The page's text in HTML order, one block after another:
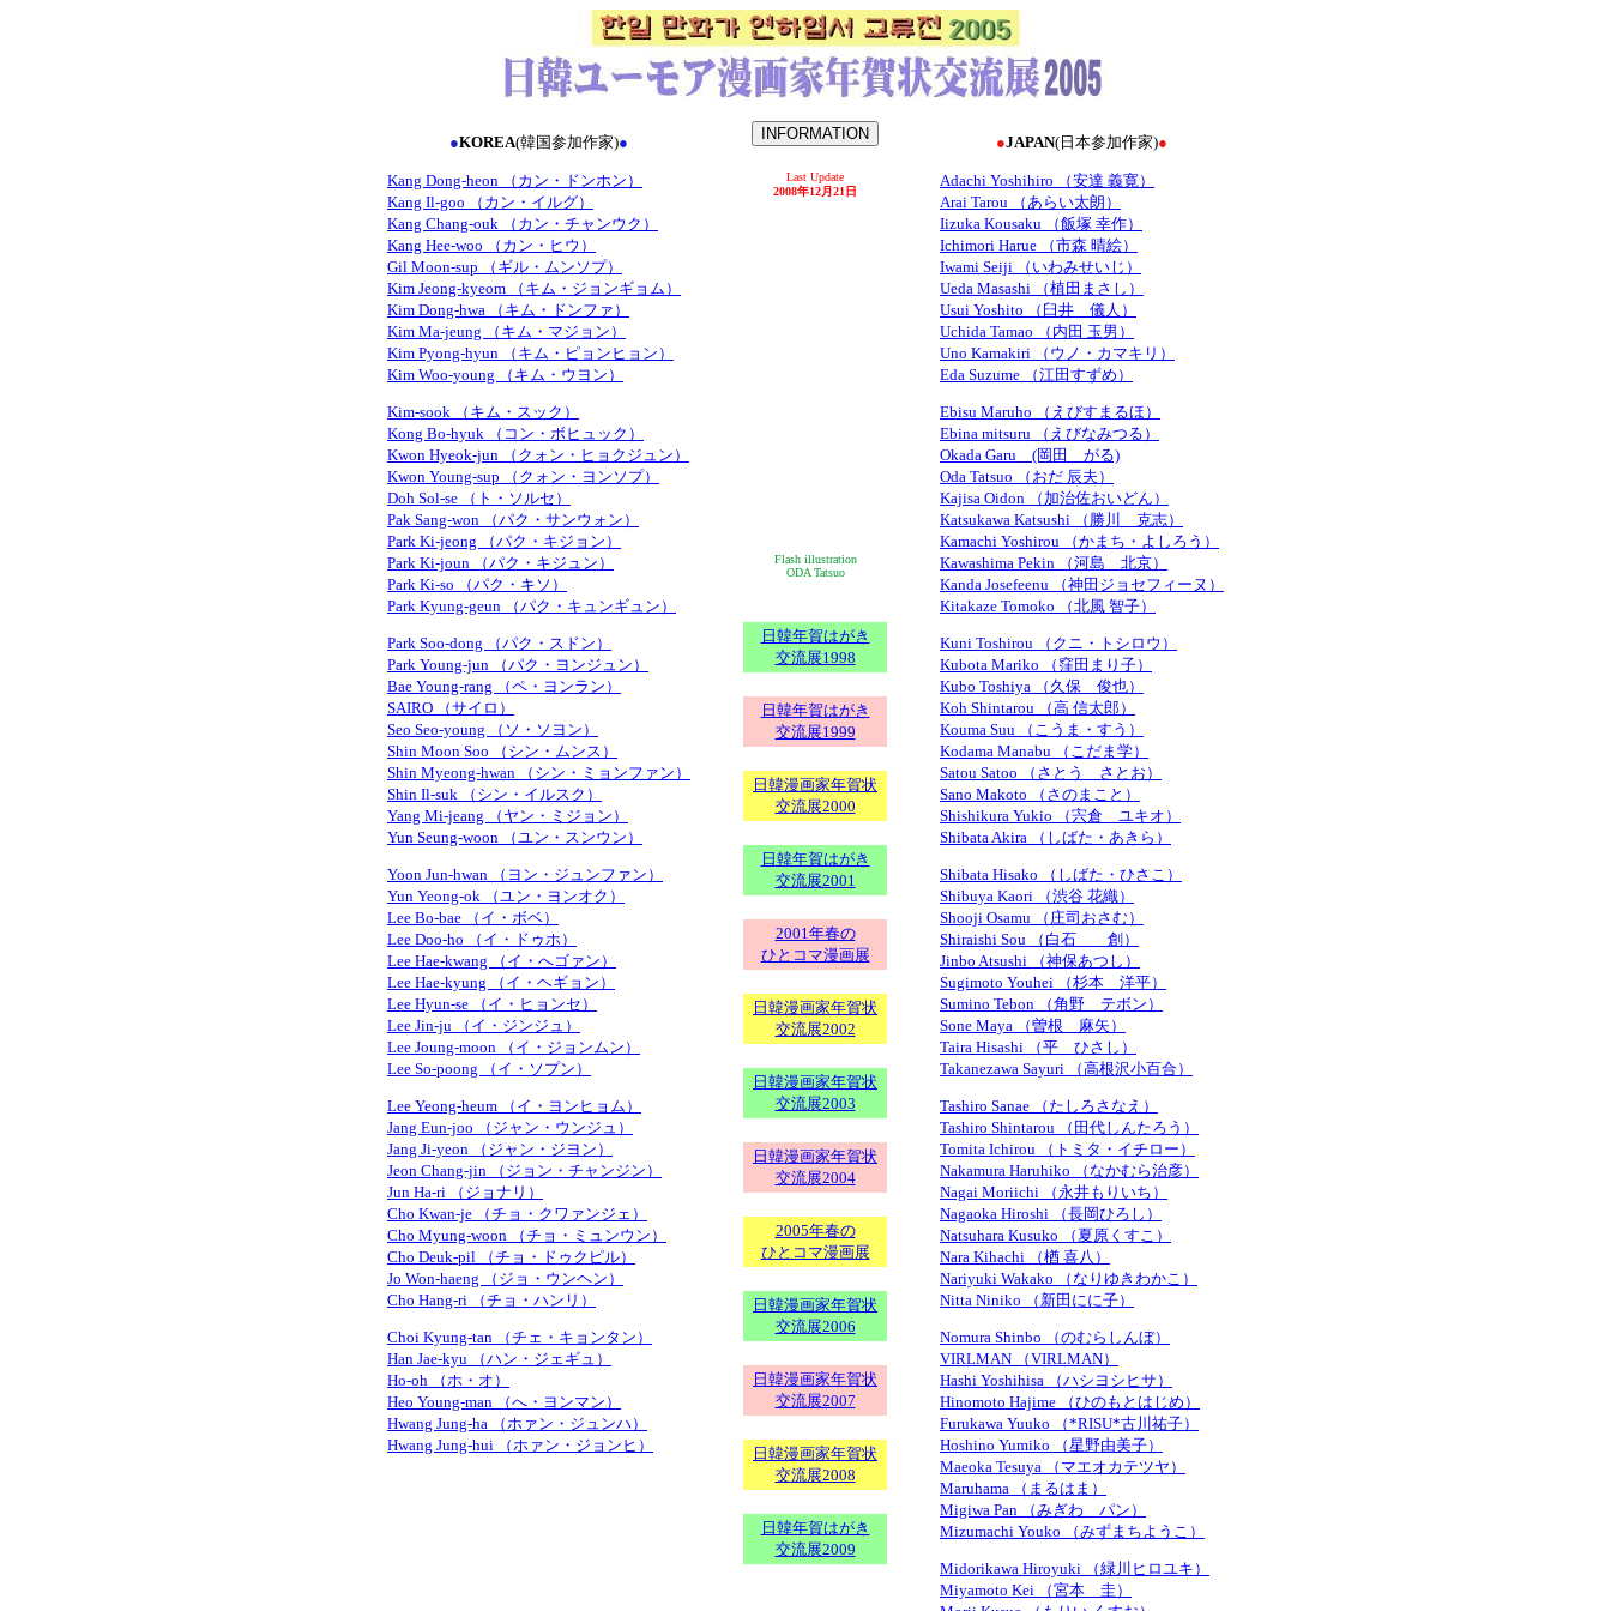
●KOREA(韓国参加作家)● ●JAPAN(日本参加作家)●
Kang Dong-heon （カン・ドンホン）
Kang Il-goo （カン・イルグ）
Kang Chang-ouk （カン・チャンウク）
Kang Hee-woo （カン・ヒウ）
Gil Moon-sup （ギル・ムンソプ）
Kim Jeong-kyeom （キム・ジョンギョム）
Kim Dong-hwa （キム・ドンファ）
Kim Ma-jeung （キム・マジョン）
Kim Pyong-hyun （キム・ピョンヒョン）
Kim Woo-young （キム・ウヨン）
Kim-sook （キム・スック）
Kong Bo-hyuk （コン・ボヒュック）
Kwon Hyeok-jun （クォン・ヒョクジュン）
Kwon Young-sup （クォン・ヨンソプ）
Doh Sol-se （ト・ソルセ）
Pak Sang-won （パク・サンウォン）
Park Ki-jeong （パク・キジョン）
Park Ki-joun （パク・キジュン）
Park Ki-so （パク・キソ）
Park Kyung-geun （パク・キュンギュン）
Park Soo-dong （パク・スドン）
Park Young-jun （パク・ヨンジュン）
Bae Young-rang （ペ・ヨンラン）
SAIRO （サイロ）
Seo Seo-young （ソ・ソヨン）
Shin Moon Soo （シン・ムンス）
Shin Myeong-hwan （シン・ミョンファン）
Shin Il-suk （シン・イルスク）
Yang Mi-jeang （ヤン・ミジョン）
Yun Seung-woon （ユン・スンウン）
Yoon Jun-hwan （ヨン・ジュンファン）
Yun Yeong-ok （ユン・ヨンオク）
Lee Bo-bae （イ・ボベ）
Lee Doo-ho （イ・ドゥホ）
Lee Hae-kwang （イ・へゴァン）
Lee Hae-kyung （イ・ヘギョン）
Lee Hyun-se （イ・ヒョンセ）
Lee Jin-ju （イ・ジンジュ）
Lee Joung-moon （イ・ジョンムン）
Lee So-poong （イ・ソプン）
Lee Yeong-heum （イ・ヨンヒョム）
Jang Eun-joo （ジャン・ウンジュ）
Jang Ji-yeon （ジャン・ジヨン）
Jeon Chang-jin （ジョン・チャンジン）
Jun Ha-ri （ジョナリ）
Cho Kwan-je （チョ・クワァンジェ）
Cho Myung-woon （チョ・ミュンウン）
Cho Deuk-pil （チョ・ドゥクピル）
Jo Won-haeng （ジョ・ウンヘン）
Cho Hang-ri （チョ・ハンリ）
Choi Kyung-tan （チェ・キョンタン）
Han Jae-kyu （ハン・ジェギュ）
Ho-oh （ホ・オ）
Heo Young-man （へ・ヨンマン）
Hwang Jung-ha （ホァン・ジュンハ）
Hwang Jung-hui （ホァン・ジョンヒ）
Last Update
2008年12月21日
Flash illustration
ODA Tatsuo
日韓年賀はがき
交流展1998
日韓年賀はがき
交流展1999
日韓漫画家年賀状
交流展2000
日韓年賀はがき
交流展2001
2001年春の
ひとコマ漫画展
日韓漫画家年賀状
交流展2002
日韓漫画家年賀状
交流展2003
日韓漫画家年賀状
交流展2004
2005年春の
ひとコマ漫画展
日韓漫画家年賀状
交流展2006
日韓漫画家年賀状
交流展2007
日韓漫画家年賀状
交流展2008
日韓年賀はがき
交流展2009
Adachi Yoshihiro （安達 義寛）
Arai Tarou （あらい太朗）
Iizuka Kousaku （飯塚 幸作）
Ichimori Harue （市森 晴絵）
Iwami Seiji （いわみせいじ）
Ueda Masashi （植田まさし）
Usui Yoshito （臼井 儀人）
Uchida Tamao （内田 玉男）
Uno Kamakiri （ウノ・カマキリ）
Eda Suzume （江田すずめ）
Ebisu Maruho （えびすまるほ）
Ebina mitsuru （えびなみつる）
Okada Garu (岡田 がる)
Oda Tatsuo （おだ 辰夫）
Kajisa Oidon （加治佐おいどん）
Katsukawa Katsushi （勝川 克志）
Kamachi Yoshirou （かまち・よしろう）
Kawashima Pekin （河島 北京）
Kanda Josefeenu （神田ジョセフィーヌ）
Kitakaze Tomoko （北風 智子）
Kuni Toshirou （クニ・トシロウ）
Kubota Mariko （窪田まり子）
Kubo Toshiya （久保 俊也）
Koh Shintarou （高 信太郎）
Kouma Suu （こうま・すう）
Kodama Manabu （こだま学）
Satou Satoo （さとう さとお）
Sano Makoto （さのまこと）
Shishikura Yukio （宍倉 ユキオ）
Shibata Akira （しばた・あきら）
Shibata Hisako （しばた・ひさこ）
Shibuya Kaori （渋谷 花織）
Shooji Osamu （庄司おさむ）
Shiraishi Sou （白石 創）
Jinbo Atsushi （神保あつし）
Sugimoto Youhei （杉本 洋平）
Sumino Tebon （角野 テボン）
Sone Maya （曽根 麻矢）
Taira Hisashi （平 ひさし）
Takanezawa Sayuri （高根沢小百合）
Tashiro Sanae （たしろさなえ）
Tashiro Shintarou （田代しんたろう）
Tomita Ichirou （トミタ・イチロー）
Nakamura Haruhiko （なかむら治彦）
Nagai Moriichi （永井もりいち）
Nagaoka Hiroshi （長岡ひろし）
Natsuhara Kusuko （夏原くすこ）
Nara Kihachi （楢 喜八）
Nariyuki Wakako （なりゆきわかこ）
Nitta Niniko （新田にに子）
Nomura Shinbo （のむらしんぼ）
VIRLMAN （VIRLMAN）
Hashi Yoshihisa （ハシヨシヒサ）
Hinomoto Hajime （ひのもとはじめ）
Furukawa Yuuko （*RISU*古川祐子）
Hoshino Yumiko （星野由美子）
Maeoka Tesuya （マエオカテツヤ）
Maruhama （まるはま）
Migiwa Pan （みぎわ パン）
Mizumachi Youko （みずまちようこ）
Midorikawa Hiroyuki （緑川ヒロユキ）
Miyamoto Kei （宮本 圭）